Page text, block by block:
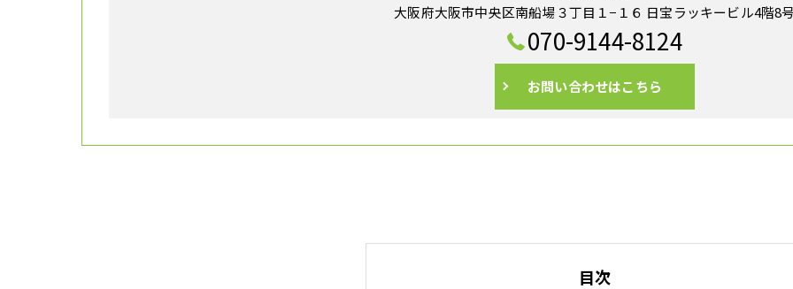
大阪府大阪市中央区南船場３丁目１−１６ 日宝ラッキービル4階8
070-9144-8124
お問い合わせはこちら
目次